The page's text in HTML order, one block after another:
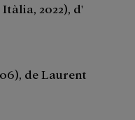
Itàlia, 2022), d'
de Laurent